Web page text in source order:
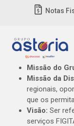
Notas
Missão do
Missão da
regionais,
que os
Visão: Ser
serviços